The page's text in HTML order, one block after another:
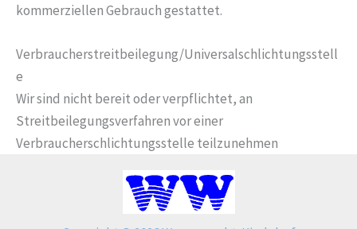
kommerziellen Gebrauch gestattet.
Verbraucherstreitbeilegung/Universalschlichtungsstell
e
Wir sind nicht bereit oder verpflichtet, an
Streitbeilegungsverfahren vor einer
Verbraucherschlichtungsstelle teilzunehmen